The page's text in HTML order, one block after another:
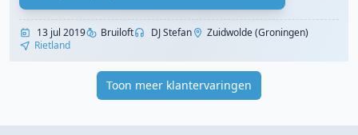
13 jul 2019 Bruiloft DJ Stefan
Zuidwolde (Groningen)
Rietland
Toon meer klantervaringen